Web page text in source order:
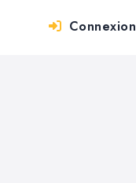
Connexion